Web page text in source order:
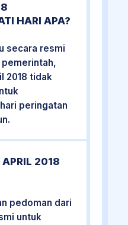
HARI APA?
secara resmi
2018 tidak
peringatan
APRIL 2018
pedoman dari
untuk